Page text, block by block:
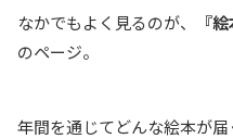
なかでもよく見るのが、 『
のページ。
年間を通じてどんな絵本が